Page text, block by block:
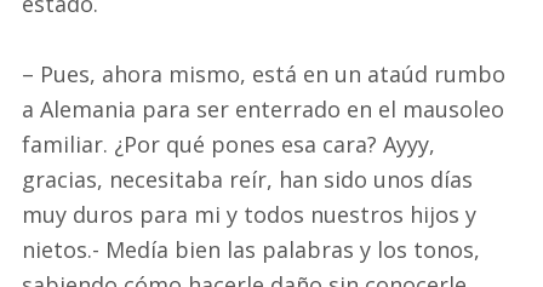
– Pues, ahora mismo, está en un ataúd rumbo
a Alemania para ser enterrado en el mausoleo
familiar. ¿Por qué pones esa cara? Ayyy,
gracias, necesitaba reír, han sido unos días
muy duros para mi y todos nuestros hijos y
nietos.- Medía bien las palabras y los tonos,